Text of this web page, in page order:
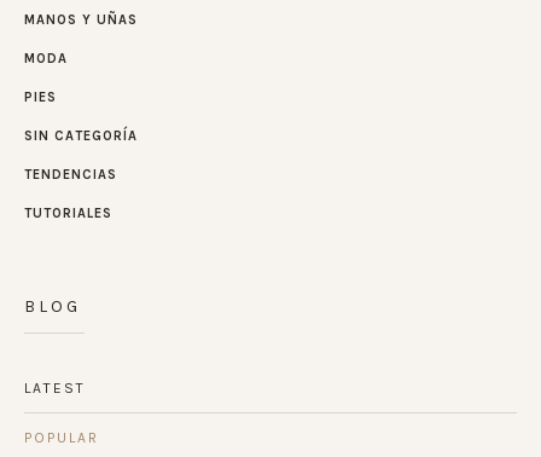
MANOS Y UÑAS
MODA
PIES
SIN CATEGORÍA
TENDENCIAS
TUTORIALES
BLOG
LATEST
POPULAR